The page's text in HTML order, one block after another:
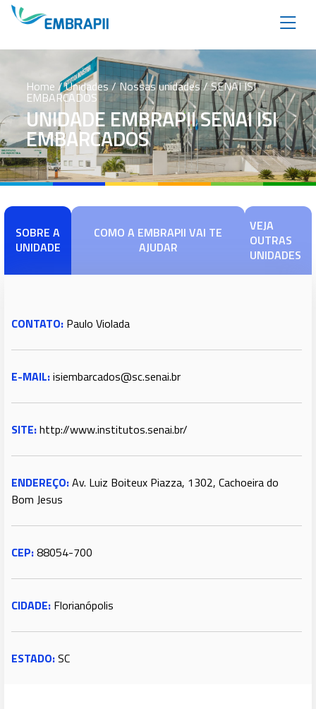
Home / Unidades / Nossas unidades / SENAI ISI
EMBARCADOS
UNIDADE EMBRAPII SENAI ISI
EMBARCADOS
SOBRE A
UNIDADE
COMO A EMBRAPII VAI TE
AJUDAR
VEJA
OUTRAS
UNIDADES
CONTATO: Paulo Violada
E-MAIL:isiembarcados@sc.senai.br
SITE:http://www.institutos.senai.br/
ENDEREÇO:Av. Luiz Boiteux Piazza, 1302, Cachoeira do
Bom Jesus
CEP:88054-700
CIDADE: Florianópolis
ESTADO:SC